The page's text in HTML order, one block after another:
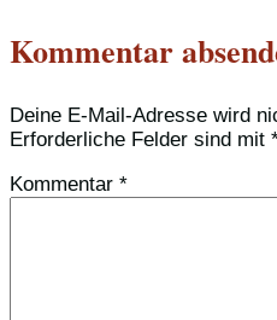
Kommentar
Deine E-Mail-Adresse wird
Erforderliche Felder sind mit
Kommentar *